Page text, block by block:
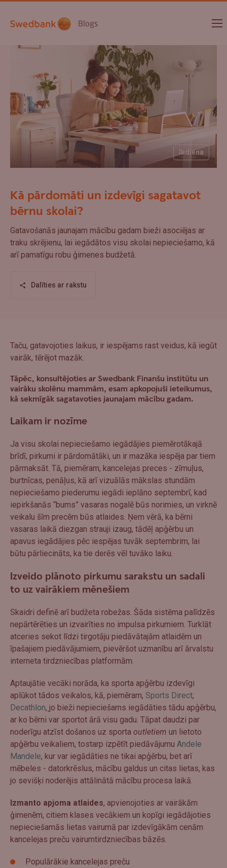
Blogs
Ikdiena
Kā pārdomāti un izdevīgi sagatavot
bērnu skolai?
Gatavošanās jaunajam mācību gadam bieži asociējas ar
traku skrējienu, lai iegādātos visu skolai nepieciešamo, kā
arī pamatīgu robu ģimenes budžetā.
Dalīties ar rakstu
Taču, gatavojoties laikus, ir iespējams rast veidus, kā iegūt
vairāk, tērējot mazāk.
Tāpēc, konsultējoties ar Swedbank Finanšu institūtu un
vairāku skolēnu mammām, esam apkopojuši ieteikumus,
kā sekmīgāk sagatavoties jaunajam mācību gadam.
Laikam ir nozīme
Ja visu skolai nepieciešamo iegādājies piemērotākajā
brīdī, pirkumi ir pārdomātāki, un ir mazāka iespēja par tiem
pārmaksāt. Tā, piemēram, kancelejas preces - zīmuļus,
burtnīcas, penāļus, kā arī vizuālās mākslas stundām
nepieciešamo piederumu iegādi ieplāno septembrī, kad
iepirkšanās “bums” vasaras nogalē būs norimies, un virknē
veikalu šīm precēm būs atlaides. Ņem vērā, ka bērni
vasaras laikā diezgan strauji izaug, tādēļ apģērbu un
apavus iegādājies pēc iespējas tuvāk septembrim, lai
būtu pārliecināts, ka tie derēs vēl tuvāko laiku.
Izveido plānoto pirkumu sarakstu un sadali
to uz vairākiem mēnešiem
Skaidri definē arī budžeta robežas. Šāda sistēma palīdzēs
nepārtērēties un izvairīties no impulsa pirkumiem. Turklāt
atceries sekot līdzi tirgotāju piedāvātajām atlaidēm un
īpašajiem piedāvājumiem, pievēršot uzmanību arī ārvalstu
interneta tirdzniecības platformām.
Aptaujātie vecāki norāda, ka sporta apģērbu izdevīgi
aplūkot tādos veikalos, kā, piemēram, Sports Direct,
Decathlon, jo bieži nepieciešams iegādāties tādu apģērbu,
ar ko bērni var sportot ārā visu gadu. Tāpat daudzi par
noderīgu atzīst došanos uz sporta outletiem un lietoto
apģērbu veikaliem, tostarp izpētīt piedāvājumu Andele
Mandele, kur var iegādāties ne tikai apģērbu, bet arī
mēbeles - datorkrēslus, mācību galdus un citas lietas, kas
jo sevišķi noderējis attālinātā mācību procesa laikā.
Izmanto apjoma atlaides, apvienojoties ar vairākām
ģimenēm, citiem klases vecākiem un kopīgi iegādājoties
nepieciešamās lietas vairumā par izdevīgākām cenām
kancelejas preču vairumtirdzniecības bāzēs.
Populārākie kancelejas preču